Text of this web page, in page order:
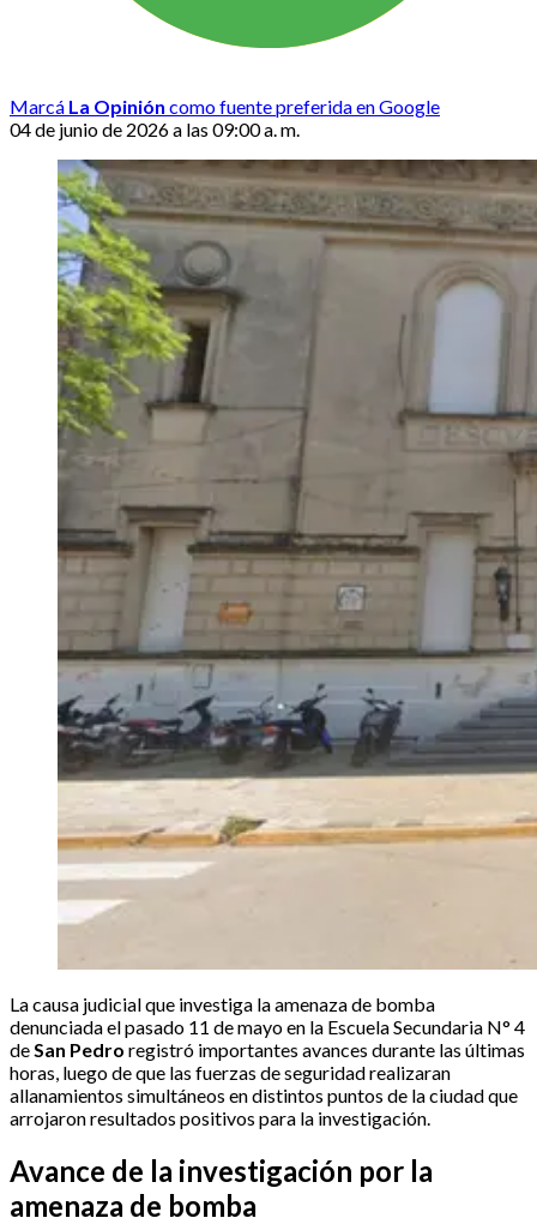
Marcá La Opinión como fuente preferida en Google
04 de junio de 2026 a las 09:00 a. m.
La causa judicial que investiga la amenaza de bomba
denunciada el pasado 11 de mayo en la Escuela Secundaria N° 4
deSan Pedro registró importantes avances durante las últimas
horas, luego de que las fuerzas de seguridad realizaran
allanamientos simultáneos en distintos puntos de la ciudad que
arrojaron resultados positivos para la investigación.
Avance de la investigación por la
amenaza de bomba